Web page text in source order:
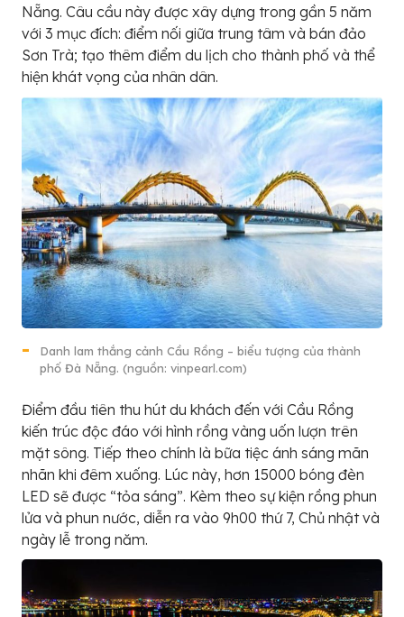
Nẵng. Câu cầu này được xây dựng trong gần 5 năm
với 3 mục đích: điểm nối giữa trung tâm và bán đảo
Sơn Trà; tạo thêm điểm du lịch cho thành phố và thể
hiện khát vọng của nhân dân.
Danh lam thắng cảnh Cầu Rồng – biểu tượng của thành
phố Đà Nẵng. (nguồn: vinpearl.com)
Điểm đầu tiên thu hút du khách đến với Cầu Rồng
kiến trúc độc đáo với hình rồng vàng uốn lượn trên
mặt sông. Tiếp theo chính là bữa tiệc ánh sáng mãn
nhãn khi đêm xuống. Lúc này, hơn 15000 bóng đèn
LED sẽ được “tỏa sáng”. Kèm theo sự kiện rồng phun
lửa và phun nước, diễn ra vào 9h00 thứ 7, Chủ nhật và
ngày lễ trong năm.